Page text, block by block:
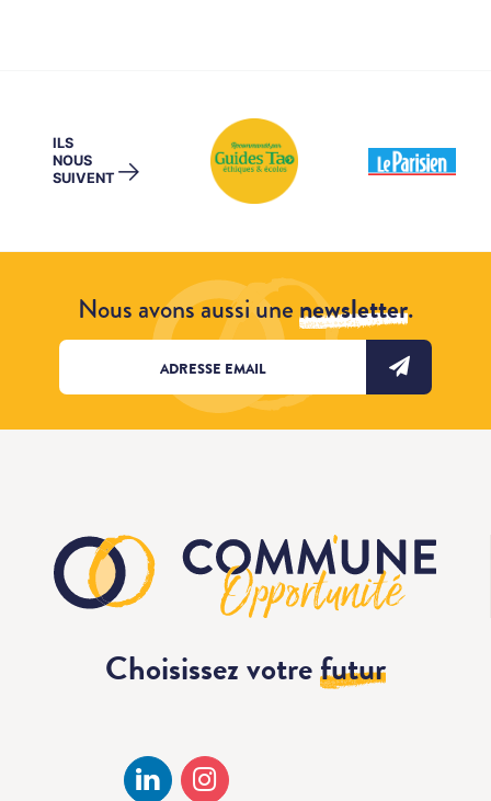
ILS
NOUS
SUIVENT →
Nous avons aussi unenewsletter.
Choisissez votrefutur